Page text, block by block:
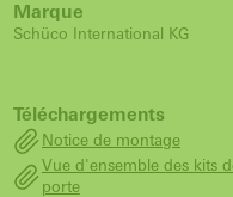
Marque
Schüco International KG
Téléchargements
Notice de montage
Vue d'ensemble des kits
porte